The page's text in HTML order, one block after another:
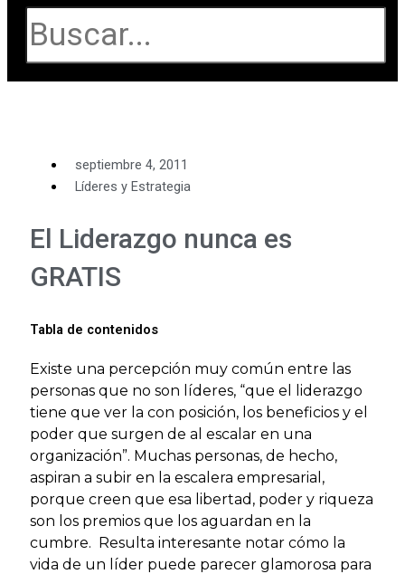
septiembre 4, 2011
Líderes y Estrategia
El Liderazgo nunca es
GRATIS
Tabla de contenidos
Existe una percepción muy común entre las
personas que no son líderes, “que el liderazgo
tiene que ver la con posición, los beneficios y el
poder que surgen de al escalar en una
organización”. Muchas personas, de hecho,
aspiran a subir en la escalera empresarial,
porque creen que esa libertad, poder y riqueza
son los premios que los aguardan en la
cumbre. Resulta interesante notar cómo la
vida de un líder puede parecer glamorosa para